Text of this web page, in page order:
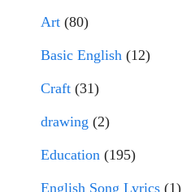
Art (80)
Basic English (12)
Craft (31)
drawing (2)
Education (195)
English Song Lyrics (1)